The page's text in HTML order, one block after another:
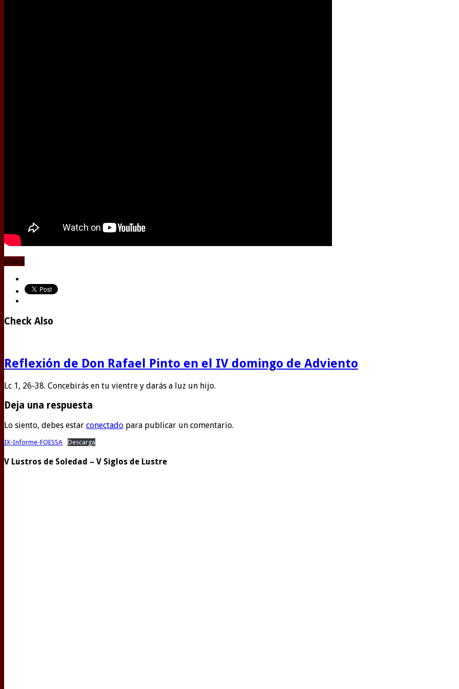
Share
Check Also
Reflexión de Don Rafael Pinto en el IV domingo de Adviento
Lc 1, 26-38. Concebirás en tu vientre y darás a luz un hijo.
Deja una respuesta
Lo siento, debes estar conectado para publicar un comentario.
IX-Informe-FOESSA Descarga
V Lustros de Soledad – V Siglos de Lustre